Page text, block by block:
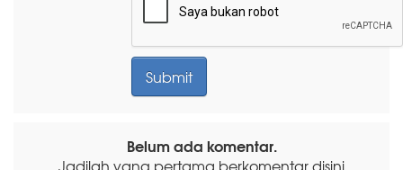
Belum ada komentar.
Jadilah yang pertama berkomentar disini